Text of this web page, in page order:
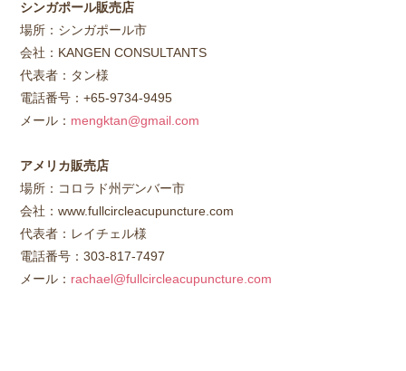
シンガポール販売店
場所：シンガポール市
会社：KANGEN CONSULTANTS
代表者：タン様
電話番号：+65-9734-9495
メール： mengktan@gmail.com
アメリカ販売店
場所：コロラド州デンバー市
会社：www.fullcircleacupuncture.com
代表者：レイチェル様
電話番号：303-817-7497
メール： rachael@fullcircleacupuncture.com